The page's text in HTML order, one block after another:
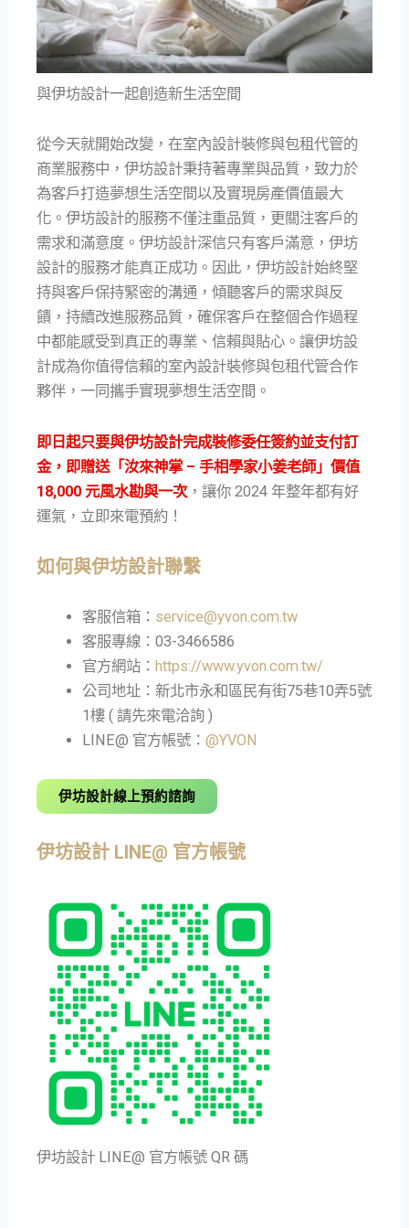
與伊坊設計一起創造新生活空間
從今天就開始改變，在室內設計裝修與包租代管的
商業服務中，伊坊設計秉持著專業與品質，致力於
為客戶打造夢想生活空間以及實現房產價值最大
化。伊坊設計的服務不僅注重品質，更關注客戶的
需求和滿意度。伊坊設計深信只有客戶滿意，伊坊
設計的服務才能真正成功。因此，伊坊設計始終堅
持與客戶保持緊密的溝通，傾聽客戶的需求與反
饋，持續改進服務品質，確保客戶在整個合作過程
中都能感受到真正的專業、信賴與貼心。讓伊坊設
計成為你值得信賴的室內設計裝修與包租代管合作
夥伴，一同攜手實現夢想生活空間。
即日起只要與伊坊設計完成裝修委任簽約並支付訂
金，即贈送「汝來神掌 – 手相學家小姜老師」價值
18,000 元風水勘與一次 ，讓你 2024 年整年都有好
運氣，立即來電預約！
如何與伊坊設計聯繫
客服信箱： service@yvon.com.tw
客服專線：03-3466586
官方網站： https://www.yvon.com.tw/
公司地址：新北市永和區民有街75巷10弄5號
1樓 ( 請先來電洽詢 )
LINE@ 官方帳號： @YVON
伊坊設計線上預約諮詢
伊坊設計 LINE@ 官方帳號
伊坊設計 LINE@ 官方帳號 QR 碼